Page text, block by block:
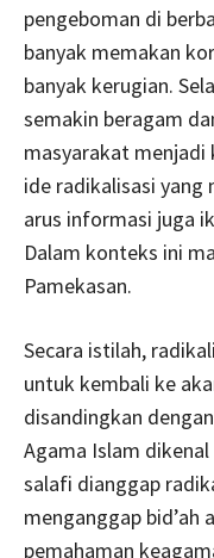
pengeboman di
banyak memakan
banyak kerugian.
semakin beragam
masyarakat menjadi
ide radikalisasi yang
arus informasi juga
Dalam konteks ini
Pamekasan.
Secara istilah,
untuk kembali ke
disandingkan
Agama Islam
salafi dianggap
menganggap
pemahaman